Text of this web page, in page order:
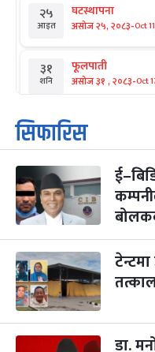
२५
आइत
घटस्थापना
असोज २५, २०८३-Oct
३१
शनि
फूलपाती
असोज ३१ , २०८३-Oct
१
आइत
कार्तिक सङ्क्रान्ति
कार्तिक १, २०८३
३
मंगल
महानवमी
कार्तिक ३, २०८३-Oct
४
५
बिहि
पापा‌ङ्कुशा एकादशी
कार्तिक ५, २०८३
कुकुर तिहार
सिफारिस
डा.